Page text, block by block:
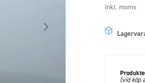
Inkl. moms
(vid köp